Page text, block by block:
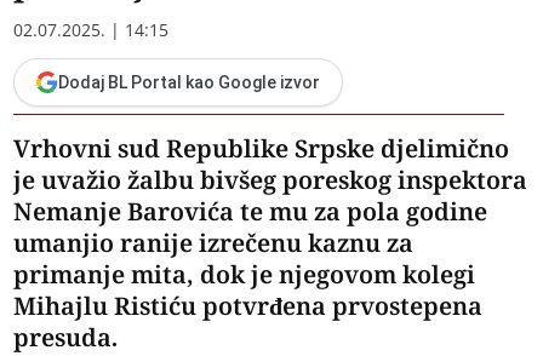
02.07.2025. | 14:15
Dodaj BL Portal kao Google izvor
Vrhovni sud Republike Srpske djelimično
je uvažio žalbu bivšeg poreskog inspektora
Nemanje Barovića te mu za pola godine
umanjio ranije izrečenu kaznu za
primanje mita, dok je njegovom kolegi
Mihajlu Ristiću potvrđena prvostepena
presuda.